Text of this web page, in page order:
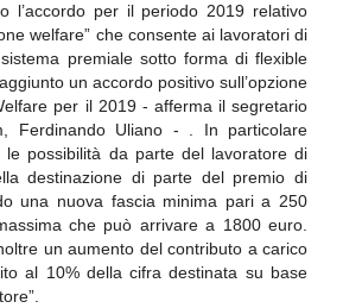
l’accordo per il periodo 2019 relativo
welfare” che consente ai lavoratori di
premiale sotto forma di flexible
un accordo positivo sull’opzione
per il 2019 - afferma il segretario
Ferdinando Uliano - . In particolare
le possibilità da parte del lavoratore di
destinazione di parte del premio di
una nuova fascia minima pari a 250
che può arrivare a 1800 euro.
un aumento del contributo a carico
al 10% della cifra destinata su base